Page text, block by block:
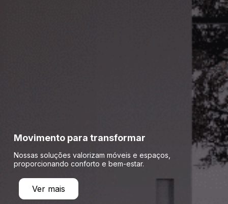
Movimento para transformar
Nossas soluções valorizam móveis e espaços,
proporcionando conforto e bem-estar.
Ver mais